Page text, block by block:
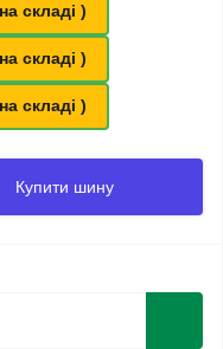
складі )
складі )
складі )
Купити шину